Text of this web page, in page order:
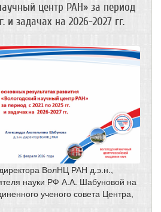
центр РАН» за период
и задачах на 2026-2027 гг.
ВолНЦ РАН д.э.н.,
науки РФ А.А. Шабуновой на
ученого совета Центра,